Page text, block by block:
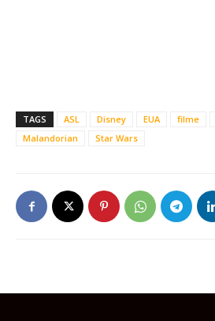
TAGS ASL Disney EUA filme
Malandorian
Star Wars